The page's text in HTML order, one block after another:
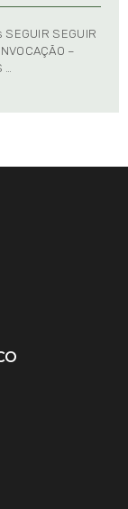
SEGUIR
–
…